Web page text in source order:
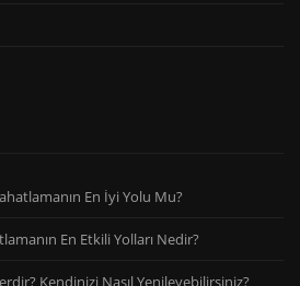
En İyi Yolu Mu?
En Etkili Yolları Nedir?
Kendinizi Nasıl Yenileyebilirsiniz?